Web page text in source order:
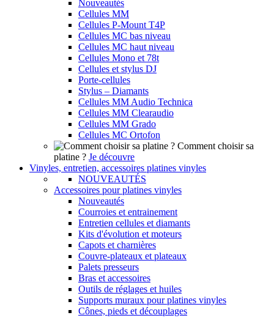
Nouveautés
Cellules MM
Cellules P-Mount T4P
Cellules MC bas niveau
Cellules MC haut niveau
Cellules Mono et 78t
Cellules et stylus DJ
Porte-cellules
Stylus – Diamants
Cellules MM Audio Technica
Cellules MM Clearaudio
Cellules MM Grado
Cellules MC Ortofon
Comment choisir sa
platine ? Je découvre
Vinyles, entretien, accessoires platines vinyles
NOUVEAUTÉS
Accessoires pour platines vinyles
Nouveautés
Courroies et entrainement
Entretien cellules et diamants
Kits d'évolution et moteurs
Capots et charnières
Couvre-plateaux et plateaux
Palets presseurs
Bras et accessoires
Outils de réglages et huiles
Supports muraux pour platines vinyles
Cônes, pieds et découplages